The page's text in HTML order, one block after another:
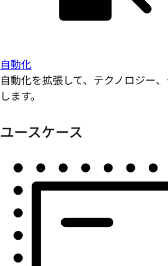
自動化
自動化を拡張して、テクノロジー
します。
ユースケース